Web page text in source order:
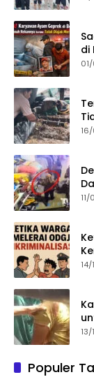
di
Populer